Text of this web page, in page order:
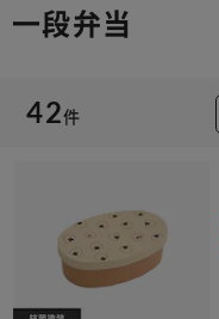
一段弁当
42件
※ご確認くださ